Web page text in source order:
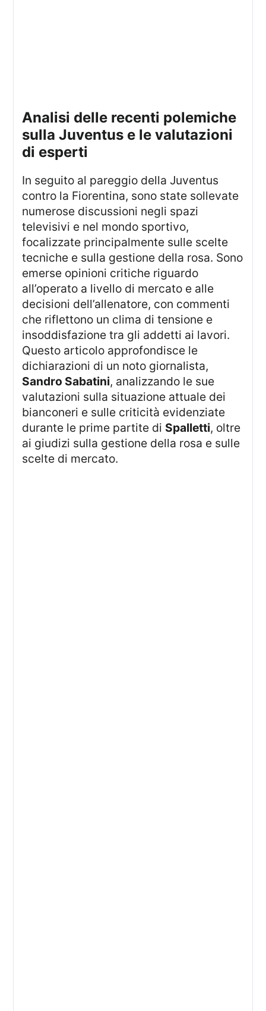
analisi delle recenti polemiche
sulla Juventus e le valutazioni
di esperti
In seguito al pareggio della Juventus
contro la Fiorentina, sono state sollevate
numerose discussioni negli spazi
televisivi e nel mondo sportivo,
focalizzate principalmente sulle scelte
tecniche e sulla gestione della rosa. Sono
emerse opinioni critiche riguardo
all’operato a livello di mercato e alle
decisioni dell’allenatore, con commenti
che riflettono un clima di tensione e
insoddisfazione tra gli addetti ai lavori.
Questo articolo approfondisce le
dichiarazioni di un noto giornalista,
Sandro Sabatini, analizzando le sue
valutazioni sulla situazione attuale dei
bianconeri e sulle criticità evidenziate
durante le prime partite di Spalletti, oltre
ai giudizi sulla gestione della rosa e sulle
scelte di mercato.